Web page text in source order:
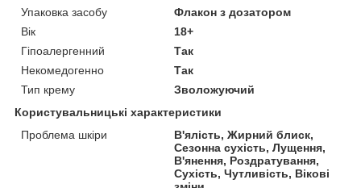
Упаковка засобу
Флакон з дозатором
Вік
18+
Гіпоалергенний
Так
Некомедогенно
Так
Тип крему
Зволожуючий
Користувальницькі характеристики
Проблема шкіри
В'ялість, Жирний блиск,
Сезонна сухість, Лущення,
В'янення, Роздратування,
Сухість, Чутливість, Вікові